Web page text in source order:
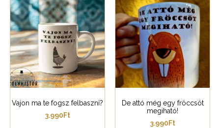
Vajon ma te fogsz felbaszni?
3.990Ft
De attó még egy fröccsöt
megiható!
3.990Ft